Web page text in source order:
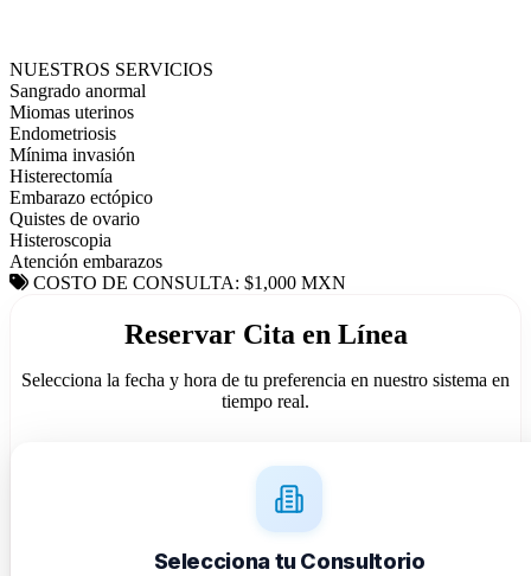
NUESTROS SERVICIOS
Sangrado anormal
Miomas uterinos
Endometriosis
Mínima invasión
Histerectomía
Embarazo ectópico
Quistes de ovario
Histeroscopia
Atención embarazos
COSTO DE CONSULTA: $1,000 MXN
Reservar Cita en Línea
Selecciona la fecha y hora de tu preferencia en nuestro sistema en
tiempo real.
Selecciona tu Consultorio